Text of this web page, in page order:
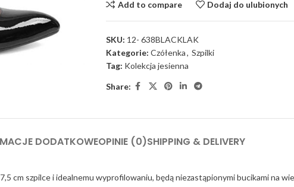
Add to compare Dodaj do ulubionych
SKU: 12- 638BLACKLAK
Kategorie: Czółenka, Szpilki
Tag: Kolekcja jesienna
Share:
DODATKOWEOPINIE (0)SHIPPING & DELIVERY
cm szpilce i idealnemu wyprofilowaniu, będą niezastąpionymi bucikami na